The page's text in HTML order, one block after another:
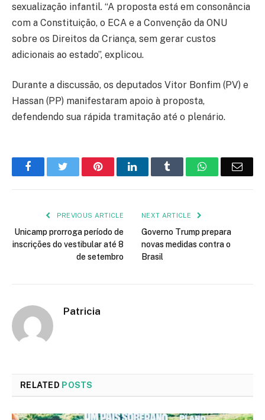
sexualização infantil. “A proposta está em consonância
com a Constituição, o ECA e a Convenção da ONU
sobre os Direitos da Criança, sem gerar custos
adicionais ao estado”, explicou.
Durante a discussão, os deputados Vitor Bonfim (PV) e
Hassan (PP) manifestaram apoio à proposta,
defendendo sua rápida tramitação até o plenário.
FacebookTwitter PinterestLinkedIn Tumblr WhatsApp
PREVIOUS ARTICLE
Unicamp prorroga período de
inscrições do vestibular até 8
de setembro
NEXT ARTICLE
Governo Trump prepara
novas medidas contra o
Brasil
Patricia
RELATED POSTS